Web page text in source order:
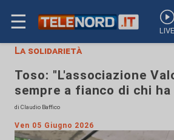
☰ LIVE
La solidarietà
Toso: "L'associazione
sempre a fianco di chi
di Claudio Baffico
Ven 05 Giugno 2026